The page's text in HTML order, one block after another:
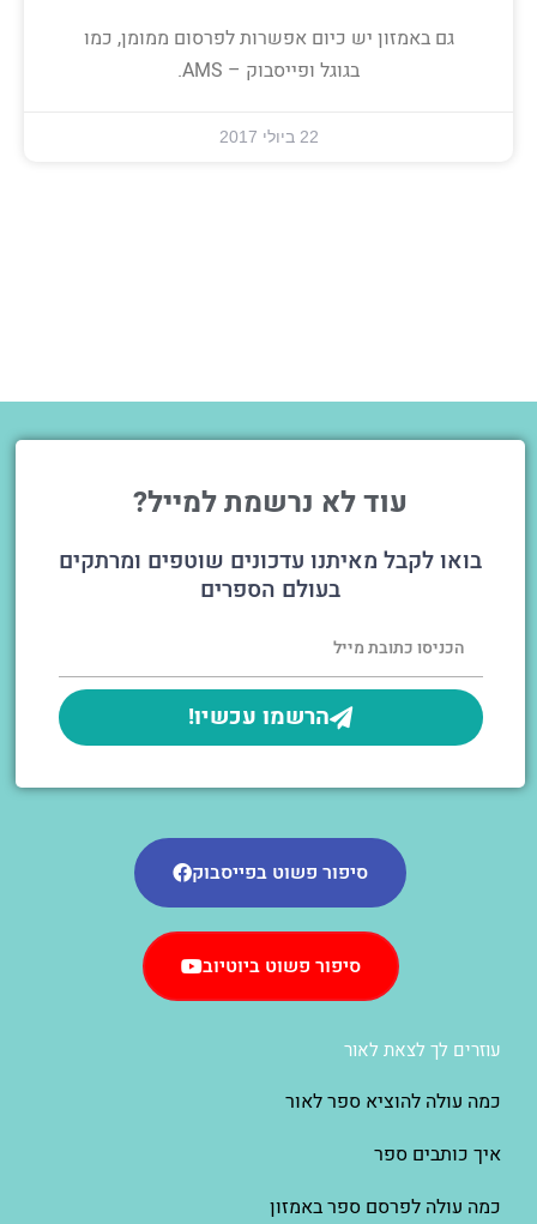
גם באמזון יש כיום אפשרות לפרסום ממומן, כמו
בגוגל ופייסבוק – AMS.
22 ביולי 2017
עוזרים לך לצאת לאור
כמה עולה להוציא ספר לאור
איך כותבים ספר
כמה עולה לפרסם ספר באמזון
עוד לא נרשמת למייל?
בואו לקבל מאיתנו עדכונים שוטפים ומרתקים
בעולם הספרים
הרשמו עכשיו!
סיפור פשוט בפייסבוק
סיפור פשוט ביוטיוב